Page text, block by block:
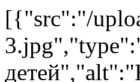
[{"src":"/